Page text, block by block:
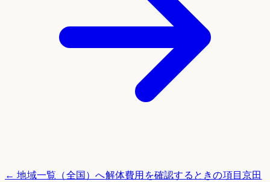
← 地域一覧（全国）へ解体費用を確認するときの項目京田